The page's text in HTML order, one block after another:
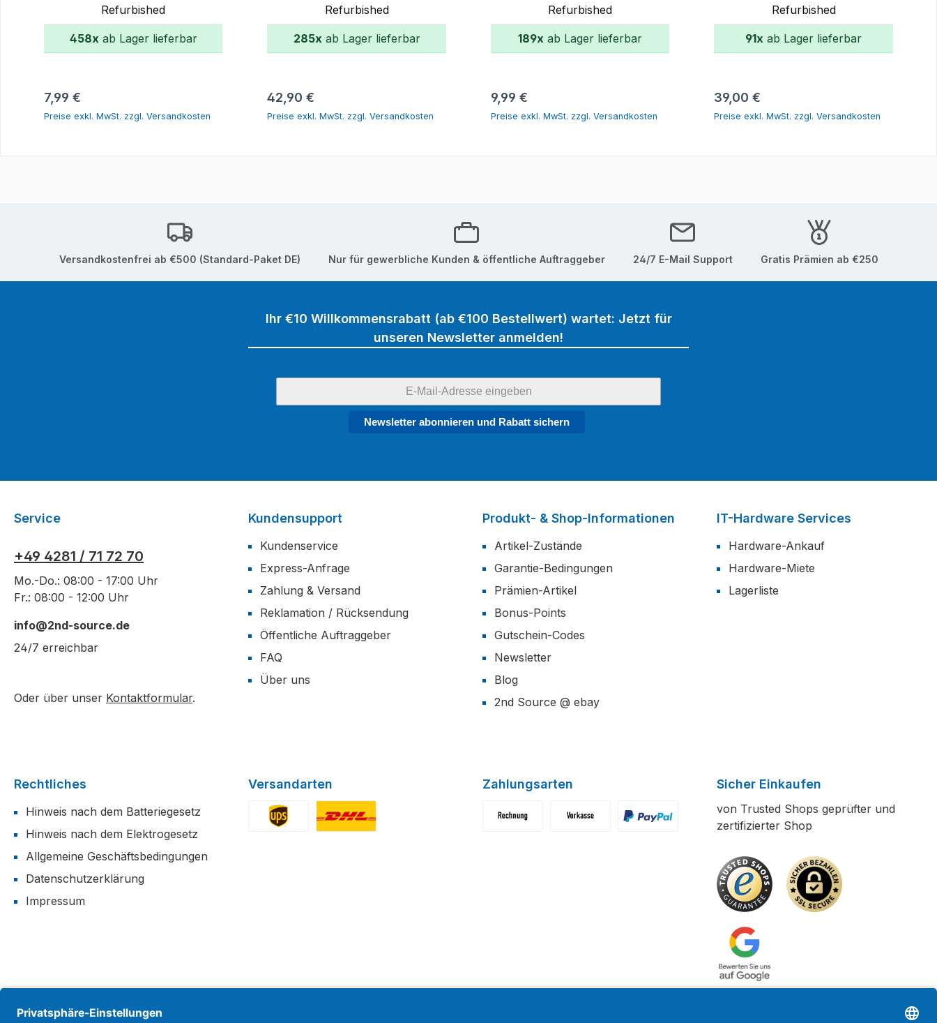
Refurbished
458x ab Lager lieferbar
Regulärer Preis:
7,99 €
Preise exkl. MwSt. zzgl. Versandkosten
Refurbished
285x ab Lager lieferbar
Regulärer Preis:
42,90 €
Preise exkl. MwSt. zzgl. Versandkosten
Refurbished
189x ab Lager lieferbar
Regulärer Preis:
9,99 €
Preise exkl. MwSt. zzgl. Versandkosten
Refurbished
91x ab Lager lieferbar
Regulärer Preis:
39,00 €
Preise exkl. MwSt. zzgl. Versandkosten
Versandkostenfrei ab €500 (Standard-Paket DE) Nur für gewerbliche Kunden & öffentliche Auftraggeber 24/7 E-Mail Support Gratis Prämien ab €250
Ihr €10 Willkommensrabatt (ab €100 Bestellwert) wartet: Jetzt für
unseren Newsletter anmelden!
Newsletter abonnieren und Rabatt sichern
Service
+49 4281 / 71 72 70
Mo.-Do.: 08:00 - 17:00 Uhr
Fr.: 08:00 - 12:00 Uhr
info@2nd-source.de
24/7 erreichbar
Oder über unser Kontaktformular.
Kundensupport
Kundenservice
Express-Anfrage
Zahlung & Versand
Reklamation / Rücksendung
Öffentliche Auftraggeber
FAQ
Über uns
Produkt- & Shop-Informationen
Artikel-Zustände
Garantie-Bedingungen
Prämien-Artikel
Bonus-Points
Gutschein-Codes
Newsletter
Blog
2nd Source @ ebay
IT-Hardware Services
Hardware-Ankauf
Hardware-Miete
Lagerliste
Rechtliches
Hinweis nach dem Batteriegesetz
Hinweis nach dem Elektrogesetz
Allgemeine Geschäftsbedingungen
Datenschutzerklärung
Impressum
Versandarten Zahlungsarten Sicher Einkaufen
von Trusted Shops geprüfter und
zertifizierter Shop